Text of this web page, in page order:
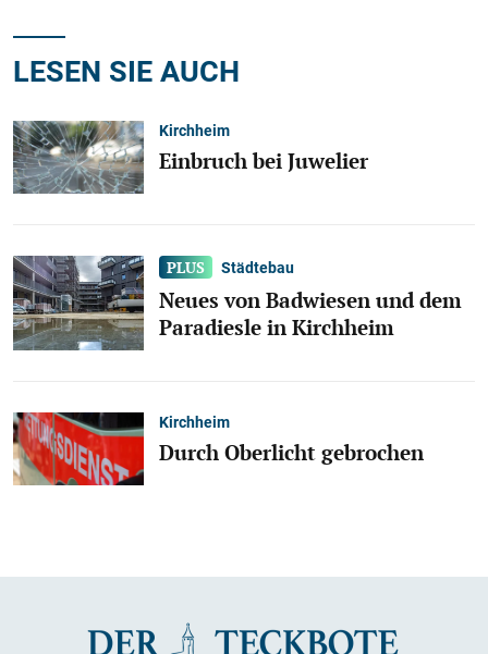
LESEN SIE AUCH
Kirchheim
Einbruch bei Juwelier
Städtebau
Neues von Badwiesen und dem
Paradiesle in Kirchheim
Kirchheim
Durch Oberlicht gebrochen